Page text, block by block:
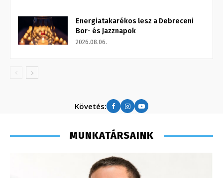
Energiatakarékos lesz a Debreceni
Bor- és Jazznapok
2026.08.06.
Követés:
MUNKATÁRSAINK